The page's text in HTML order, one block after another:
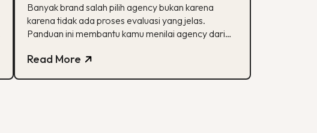
Kamu
Banyak brand salah pilih agency bukan karena
karena tidak ada proses evaluasi yang jelas.
Panduan ini membantu kamu menilai agency dari
pelaporan.
Read More